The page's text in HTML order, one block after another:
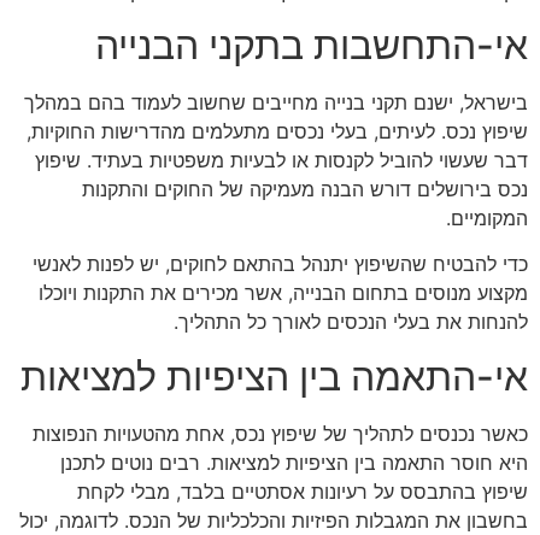
אי-התחשבות בתקני הבנייה
בישראל, ישנם תקני בנייה מחייבים שחשוב לעמוד בהם במהלך
שיפוץ נכס. לעיתים, בעלי נכסים מתעלמים מהדרישות החוקיות,
דבר שעשוי להוביל לקנסות או לבעיות משפטיות בעתיד. שיפוץ
נכס בירושלים דורש הבנה מעמיקה של החוקים והתקנות
המקומיים.
כדי להבטיח שהשיפוץ יתנהל בהתאם לחוקים, יש לפנות לאנשי
מקצוע מנוסים בתחום הבנייה, אשר מכירים את התקנות ויוכלו
להנחות את בעלי הנכסים לאורך כל התהליך.
אי-התאמה בין הציפיות למציאות
כאשר נכנסים לתהליך של שיפוץ נכס, אחת מהטעויות הנפוצות
היא חוסר התאמה בין הציפיות למציאות. רבים נוטים לתכנן
שיפוץ בהתבסס על רעיונות אסתטיים בלבד, מבלי לקחת
בחשבון את המגבלות הפיזיות והכלכליות של הנכס. לדוגמה, יכול